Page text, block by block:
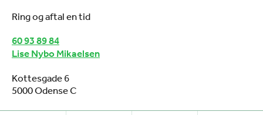
Ring og aftal en tid
60 93 89 84
Lise Nybo Mikaelsen
Kottesgade 6
5000 Odense C